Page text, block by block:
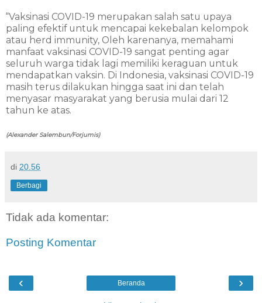
“Vaksinasi COVID-19 merupakan salah satu upaya
paling efektif untuk mencapai kekebalan kelompok
atau herd immunity, Oleh karenanya, memahami
manfaat vaksinasi COVID-19 sangat penting agar
seluruh warga tidak lagi memiliki keraguan untuk
mendapatkan vaksin. Di Indonesia, vaksinasi COVID-19
masih terus dilakukan hingga saat ini dan telah
menyasar masyarakat yang berusia mulai dari 12
tahun ke atas.
(Alexander Salembun/Forjumis)
di 20.56
Berbagi
Tidak ada komentar:
Posting Komentar
‹ ›
Beranda